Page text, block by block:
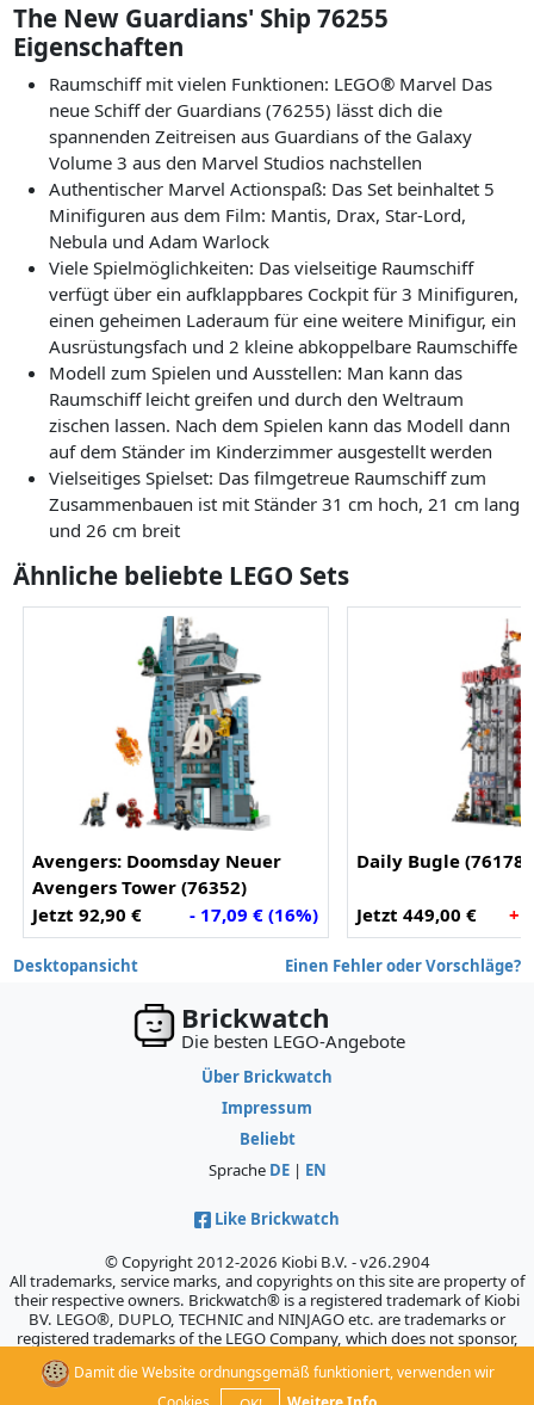
The New Guardians' Ship 76255
Eigenschaften
Raumschiff mit vielen Funktionen: LEGO® Marvel Das
neue Schiff der Guardians (76255) lässt dich die
spannenden Zeitreisen aus Guardians of the Galaxy
Volume 3 aus den Marvel Studios nachstellen
Authentischer Marvel Actionspaß: Das Set beinhaltet 5
Minifiguren aus dem Film: Mantis, Drax, Star-Lord,
Nebula und Adam Warlock
Viele Spielmöglichkeiten: Das vielseitige Raumschiff
verfügt über ein aufklappbares Cockpit für 3 Minifiguren,
einen geheimen Laderaum für eine weitere Minifigur, ein
Ausrüstungsfach und 2 kleine abkoppelbare Raumschiffe
Modell zum Spielen und Ausstellen: Man kann das
Raumschiff leicht greifen und durch den Weltraum
zischen lassen. Nach dem Spielen kann das Modell dann
auf dem Ständer im Kinderzimmer ausgestellt werden
Vielseitiges Spielset: Das filmgetreue Raumschiff zum
Zusammenbauen ist mit Ständer 31 cm hoch, 21 cm lang
und 26 cm breit
Ähnliche beliebte LEGO Sets
Avengers: Doomsday Neuer
Avengers Tower (76352)
Jetzt 92,90 €
- 17,09 € (16%)
Daily Bugle (76178)
Jetzt 449,00 € +
Desktopansicht Einen Fehler oder Vorschläge?
Damit die Website ordnungsgemäß funktioniert, verwenden wir
Brickwatch
Die besten LEGO-Angebote
Über Brickwatch
Impressum
Beliebt
Sprache DE| EN
Like Brickwatch
© Copyright 2012-2026 Kiobi B.V. - v26.2904
All trademarks, service marks, and copyrights on this site are property of
their respective owners. Brickwatch® is a registered trademark of Kiobi
BV. LEGO®, DUPLO, TECHNIC and NINJAGO etc. are trademarks or
registered trademarks of the LEGO Company, which does not sponsor,